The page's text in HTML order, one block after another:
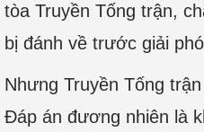
tòa Truyền Tống trận,
bị đánh về trước giải
Nhưng Truyền Tống
Đáp án đương nhiên là